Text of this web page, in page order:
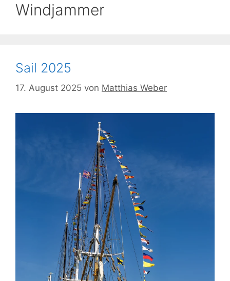
Windjammer
Sail 2025
17. August 2025 von Matthias Weber